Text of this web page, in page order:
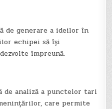
de generare a ideilor în
echipei să își
împreună.
de analiză a punctelor tari
care permite